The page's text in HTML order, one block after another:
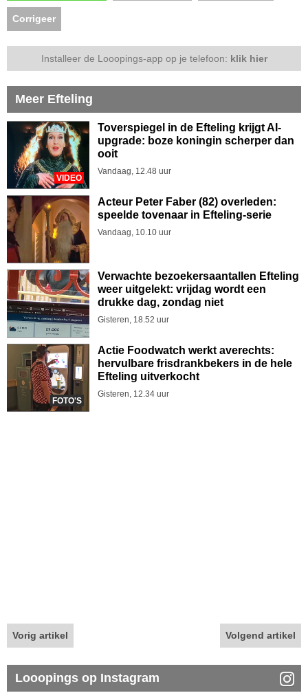
Corrigeer
Installeer de Looopings-app op je telefoon: klik hier
Meer Efteling
VIDEO
Toverspiegel in de Efteling krijgt AI-
upgrade: boze koningin scherper dan
ooit
Vandaag, 12.48 uur
Acteur Peter Faber (82) overleden:
speelde tovenaar in Efteling-serie
Vandaag, 10.10 uur
Verwachte bezoekersaantallen Efteling
weer uitgelekt: vrijdag wordt een
drukke dag, zondag niet
Gisteren, 18.52 uur
FOTO'S
Actie Foodwatch werkt averechts:
hervulbare frisdrankbekers in de hele
Efteling uitverkocht
Gisteren, 12.34 uur
Vorig artikel Volgend artikel
Looopings op Instagram